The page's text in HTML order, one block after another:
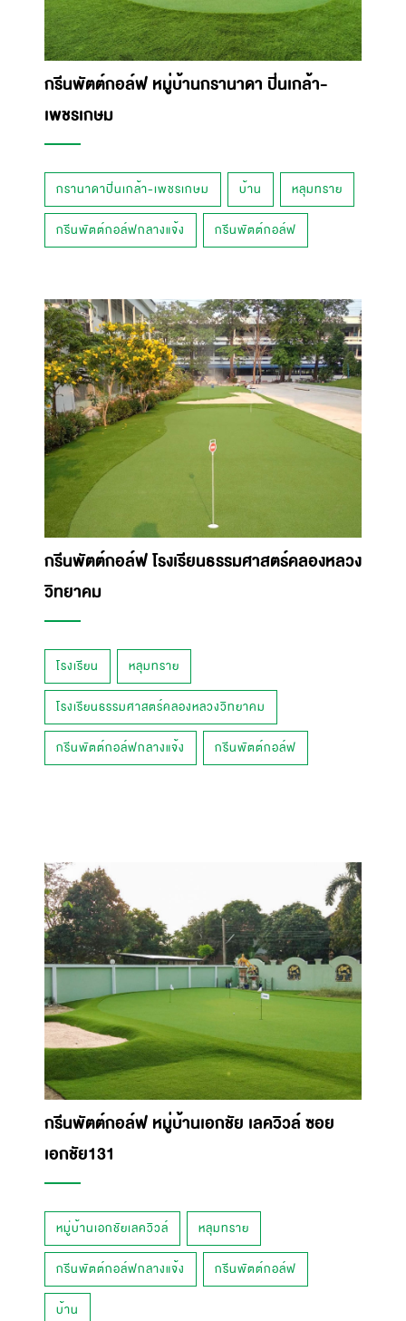
กรีนพัตต์กอล์ฟ หมู่บ้านกรานาดา ปิ่นเกล้า-
เพชรเกษม​
กรานาดาปิ่นเกล้า-เพชรเกษม​ บ้าน หลุมทราย
กรีนพัตต์กอล์ฟกลางแจ้ง กรีนพัตต์กอล์ฟ
กรีนพัตต์กอล์ฟ โรงเรียนธรรมศาสตร์คลองหลวง
วิทยาคม
โรงเรียน หลุมทราย
โรงเรียนธรรมศาสตร์คลองหลวงวิทยาคม
กรีนพัตต์กอล์ฟกลางแจ้ง กรีนพัตต์กอล์ฟ
กรีนพัตต์กอล์ฟ หมู่บ้านเอกชัย เลควิวล์ ซอย
เอกชัย131
หมู่บ้านเอกชัยเลควิวล์ หลุมทราย
กรีนพัตต์กอล์ฟกลางแจ้ง กรีนพัตต์กอล์ฟ
บ้าน